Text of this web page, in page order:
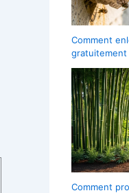
Comment
Comment